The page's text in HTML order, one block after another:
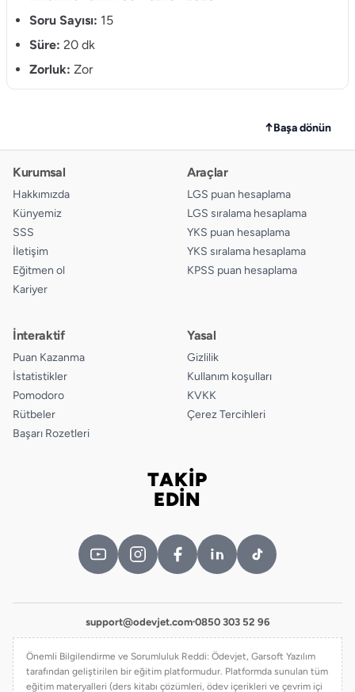
10. A
12. A B C D
15.
Soru Sayısı: 15
Süre: 20 dk
Zorluk: Zor
↑Başa dönün
Kurumsal
Hakkımızda
Künyemiz
SSS
İletişim
Eğitmen ol
Kariyer
Araçlar
LGS puan hesaplama
LGS sıralama hesaplama
YKS puan hesaplama
YKS sıralama hesaplama
KPSS puan hesaplama
İnteraktif
Puan Kazanma
İstatistikler
Pomodoro
Rütbeler
Başarı Rozetleri
Yasal
Gizlilik
Kullanım koşulları
KVKK
Çerez Tercihleri
TAKİP
EDİN
support@odevjet.com·0850 303 52 96
Önemli Bilgilendirme ve Sorumluluk Reddi: Ödevjet, Garsoft Yazılım
tarafından geliştirilen bir eğitim platformudur. Platformda sunulan tüm
eğitim materyalleri (ders kitabı çözümleri, ödev içerikleri ve çevrim içi